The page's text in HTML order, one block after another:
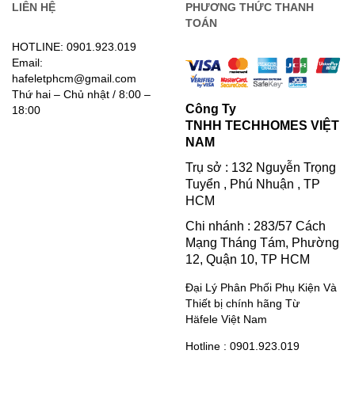
LIÊN HỆ
HOTLINE: 0901.923.019
Email:
hafeletphcm@gmail.com
Thứ hai – Chủ nhật / 8:00 –
18:00
PHƯƠNG THỨC THANH
TOÁN
Công Ty
TNHH TECHHOMES VIỆT
NAM
Trụ sở : 132 Nguyễn Trọng
Tuyển , Phú Nhuận , TP
HCM
Chi nhánh : 283/57 Cách
Mạng Tháng Tám, Phường
12, Quận 10, TP HCM
Đại Lý Phân Phối Phụ Kiện Và
Thiết bị chính hãng Từ
Häfele Việt Nam
Hotline : 0901.923.019